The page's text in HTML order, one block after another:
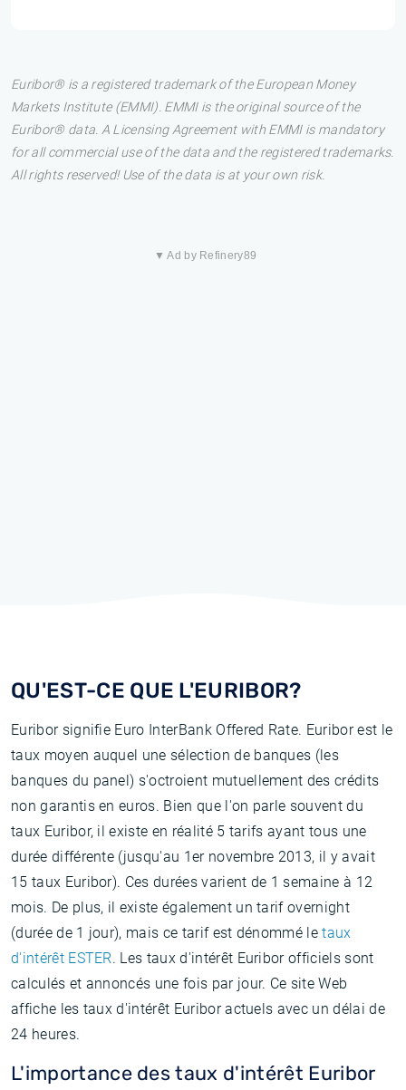
Euribor® is a registered trademark of the European Money
Markets Institute (EMMI). EMMI is the original source of the
Euribor® data. A Licensing Agreement with EMMI is mandatory
for all commercial use of the data and the registered trademarks.
All rights reserved! Use of the data is at your own risk.
▼ Ad by Refinery89
QU'EST-CE QUE L'EURIBOR?
Euribor signifie Euro InterBank Offered Rate. Euribor est le
taux moyen auquel une sélection de banques (les
banques du panel) s'octroient mutuellement des crédits
non garantis en euros. Bien que l'on parle souvent du
taux Euribor, il existe en réalité 5 tarifs ayant tous une
durée différente (jusqu'au 1er novembre 2013, il y avait
15 taux Euribor). Ces durées varient de 1 semaine à 12
mois. De plus, il existe également un tarif overnight
(durée de 1 jour), mais ce tarif est dénommé letaux
d'intérêt ESTER. Les taux d'intérêt Euribor officiels sont
calculés et annoncés une fois par jour. Ce site Web
affiche les taux d'intérêt Euribor actuels avec un délai de
24 heures.
L'importance des taux d'intérêt Euribor